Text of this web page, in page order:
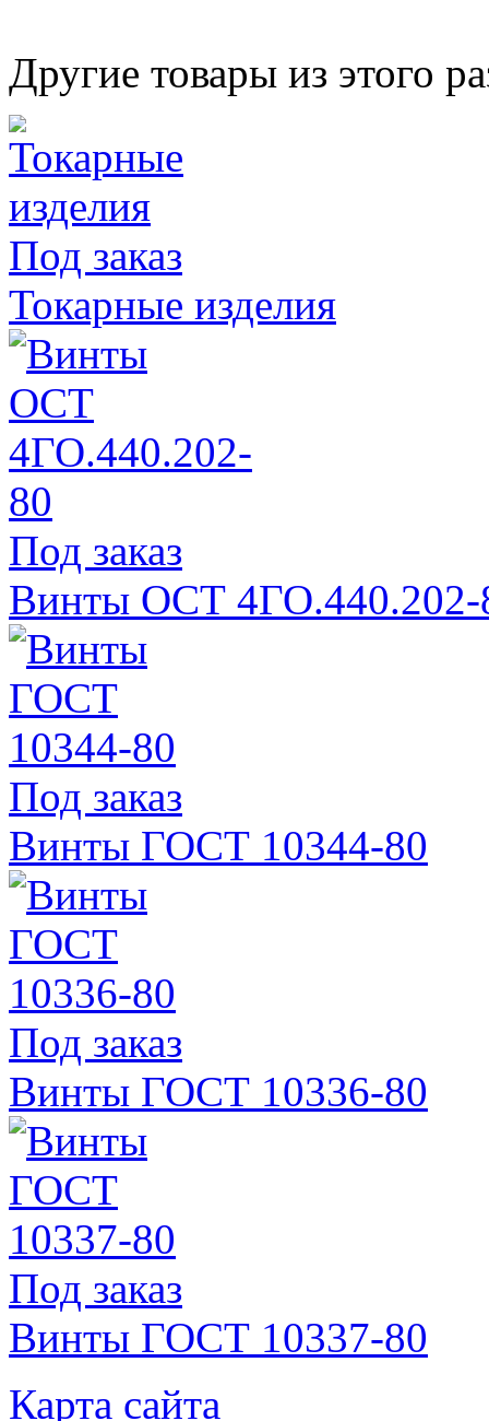
Другие товары из этого
Под заказ
Токарные изделия
Под заказ
Винты ОСТ 4ГО.440.202-
Под заказ
Винты ГОСТ 10344-80
Под заказ
Винты ГОСТ 10336-80
Под заказ
Винты ГОСТ 10337-80
Карта сайта